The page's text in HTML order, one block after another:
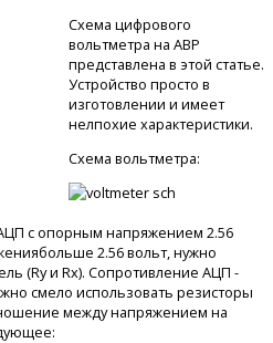
Схема цифрового
вольтметра на АВР
представлена в этой статье.
Устройство просто в
изготовлении и имеет
нелпохие характеристики.
Схема вольтметра:
с опорным напряжением 2.56
2.56 вольт, нужно
(Ry и Rx). Сопротивление АЦП -
смело использовать резисторы
между напряжением на